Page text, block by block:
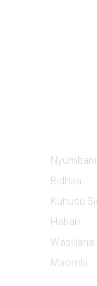
Nyumbani
Bidhaa
Kuhusu
Habari
Wasiliana
Maombi